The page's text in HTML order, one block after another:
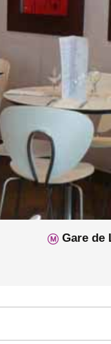
Gare de